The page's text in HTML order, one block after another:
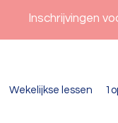
Inschrijvingen
Wekelijkse lessen